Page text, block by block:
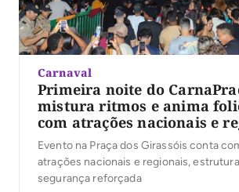
Carnaval
Primeira noite do
mistura ritmos e anima
com atrações nacionais e
Evento na Praça dos Girassóis conta
atrações nacionais e regionais,
segurança reforçada